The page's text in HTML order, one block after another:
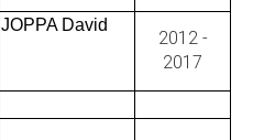
JOPPA David
2012 -
2017